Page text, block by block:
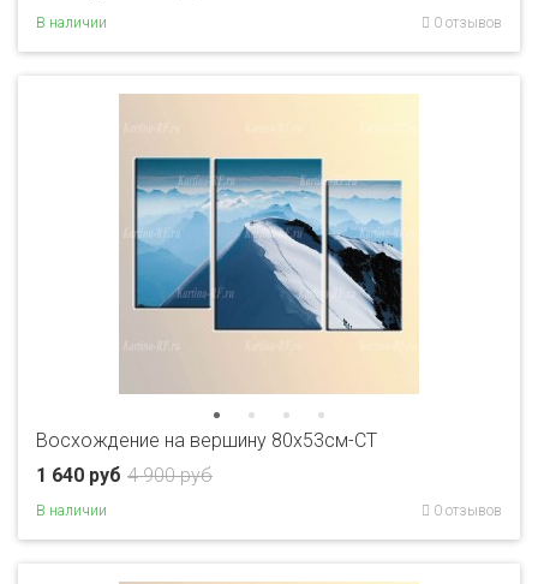
В наличии 0 отзывов
Восхождение на вершину 80x53см-CT
4 900 руб
1 640 руб
В наличии 0 отзывов